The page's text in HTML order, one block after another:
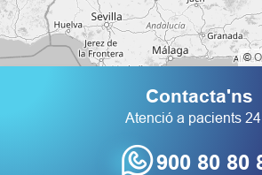
©
Contacta'ns
Atenció a pacients
900 80 80